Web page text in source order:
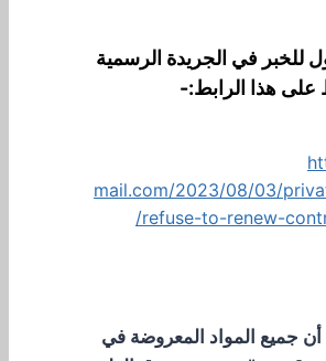
للخبر في الجريدة الرسمية
هذا الرابط:-
mail.com/2023/08/03/
refuse-to-renew-
جميع المواد المعروضة في